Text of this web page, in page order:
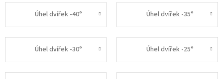
Úhel dvířek -40° Úhel dvířek -35°
Úhel dvířek -30° Úhel dvířek -25°